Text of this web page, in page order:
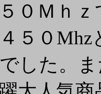
０Ｍｈ
５０
した。